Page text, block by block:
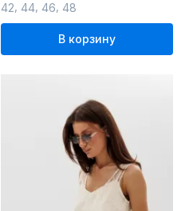
42 44 46 48
В корзину